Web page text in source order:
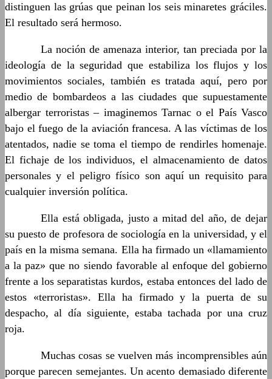
distinguen las grúas que peinan los seis minaretes gráciles.
El resultado será hermoso.
La noción de amenaza interior, tan preciada por la
ideología de la seguridad que estabiliza los flujos y los
movimientos sociales, también es tratada aquí, pero por
medio de bombardeos a las ciudades que supuestamente
albergar terroristas – imaginemos Tarnac o el País Vasco
bajo el fuego de la aviación francesa. A las víctimas de los
atentados, nadie se toma el tiempo de rendirles homenaje.
El fichaje de los individuos, el almacenamiento de datos
personales y el peligro físico son aquí un requisito para
cualquier inversión política.
Ella está obligada, justo a mitad del año, de dejar
su puesto de profesora de sociología en la universidad, y el
país en la misma semana. Ella ha firmado un «llamamiento
a la paz» que no siendo favorable al enfoque del gobierno
frente a los separatistas kurdos, estaba entonces del lado de
estos «terroristas». Ella ha firmado y la puerta de su
despacho, al día siguiente, estaba tachada por una cruz
roja.
Muchas cosas se vuelven más incomprensibles aún
porque parecen semejantes. Un acento demasiado diferente